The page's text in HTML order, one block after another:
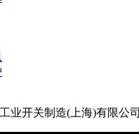
业开关制造(上海)有限公司